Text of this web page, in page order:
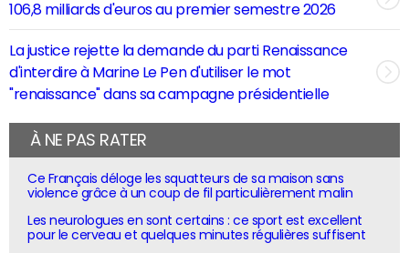
106,8 milliards d'euros au premier semestre 2026
La justice rejette la demande du parti Renaissance
d'interdire à Marine Le Pen d'utiliser le mot
"renaissance" dans sa campagne présidentielle
À NE PAS RATER
Ce Français déloge les squatteurs de sa maison sans
violence grâce à un coup de fil particulièrement malin
Les neurologues en sont certains : ce sport est excellent
pour le cerveau et quelques minutes régulières suffisent